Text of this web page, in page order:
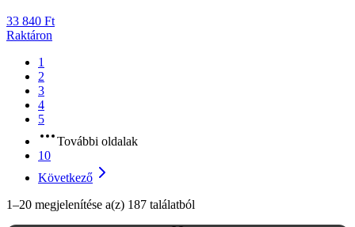
33 840 Ft
Raktáron
1
2
3
4
5
További oldalak
10
Következő
1–20 megjelenítése a(z) 187 találatból